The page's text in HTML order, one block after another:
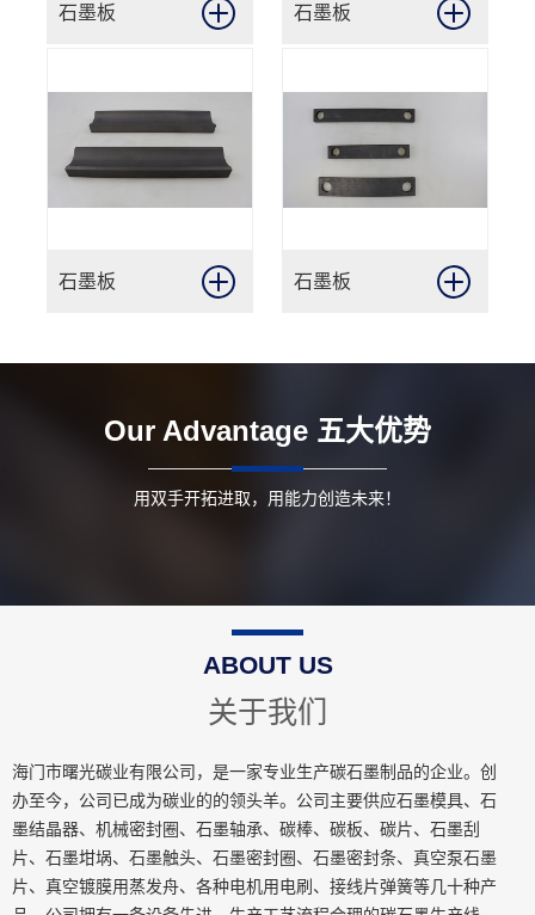
石墨板 石墨板
石墨板 石墨板
Our Advantage 五大优势
用双手开拓进取，用能力创造未来！
ABOUT US
关于我们
海门市曙光碳业有限公司，是一家专业生产碳石墨制品的企业。创
办至今，公司已成为碳业的的领头羊。公司主要供应石墨模具、石
墨结晶器、机械密封圈、石墨轴承、碳棒、碳板、碳片、石墨刮
片、石墨坩埚、石墨触头、石墨密封圈、石墨密封条、真空泵石墨
片、真空镀膜用蒸发舟、各种电机用电刷、接线片弹簧等几十种产